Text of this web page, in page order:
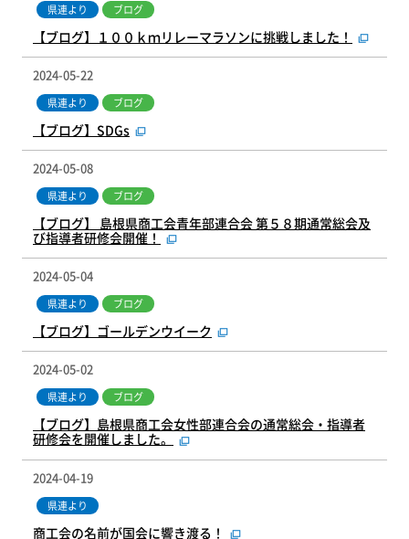
県連より ブログ
【ブログ】１００ｋｍリレーマラソンに挑戦しました！
2024-05-22
県連より ブログ
【ブログ】SDGs
2024-05-08
県連より ブログ
【ブログ】 島根県商工会青年部連合会 第５８期通常総会及
び指導者研修会開催！
2024-05-04
県連より ブログ
【ブログ】ゴールデンウイーク
2024-05-02
県連より ブログ
【ブログ】島根県商工会女性部連合会の通常総会・指導者
研修会を開催しました。
2024-04-19
県連より
商工会の名前が国会に響き渡る！